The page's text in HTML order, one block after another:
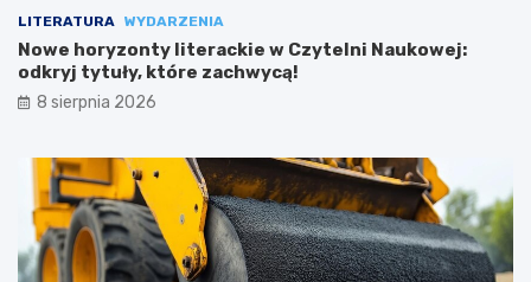
LITERATURA WYDARZENIA
Nowe horyzonty literackie w Czytelni Naukowej:
odkryj tytuły, które zachwycą!
8 sierpnia 2026